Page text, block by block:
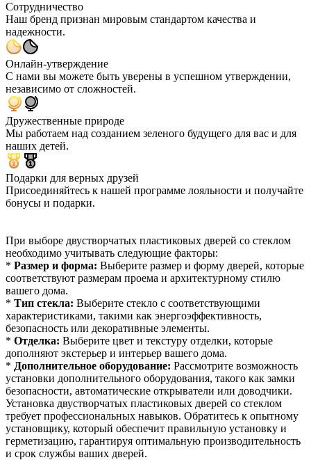
Сотрудничество
Наш бренд признан мировым стандартом качества и
надежности.
Онлайн-утверждение
С нами вы можете быть уверены в успешном утверждении,
независимо от сложностей.
Дружественные природе
Мы работаем над созданием зеленого будущего для вас и для
наших детей.
Подарки для верных друзей
Присоединяйтесь к нашей программе лояльности и получайте
бонусы и подарки.
При выборе двустворчатых пластиковых дверей со стеклом
необходимо учитывать следующие факторы:
* Размер и форма: Выберите размер и форму дверей, которые
соответствуют размерам проема и архитектурному стилю
вашего дома.
* Тип стекла: Выберите стекло с соответствующими
характеристиками, такими как энергоэффективность,
безопасность или декоративные элементы.
* Отделка: Выберите цвет и текстуру отделки, которые
дополняют экстерьер и интерьер вашего дома.
* Дополнительное оборудование: Рассмотрите возможность
установки дополнительного оборудования, такого как замки
безопасности, автоматические открыватели или доводчики.
Установка двустворчатых пластиковых дверей со стеклом
требует профессиональных навыков. Обратитесь к опытному
установщику, который обеспечит правильную установку и
герметизацию, гарантируя оптимальную производительность
и срок службы ваших дверей.